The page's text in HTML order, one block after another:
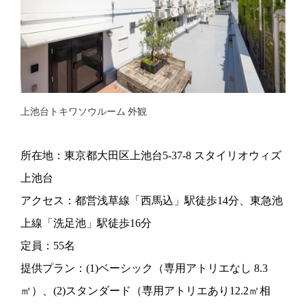
上池台トキワソウルーム 外観
所在地：東京都大田区上池台5-37-8 スタイリオウィズ
上池台
アクセス：都営浅草線「西馬込」駅徒歩14分、東急池
上線「洗足池」駅徒歩16分
定員：55名
提供プラン：(1)ベーシック（専用アトリエなし 8.3
㎡）、(2)スタンダード（専用アトリエあり12.2㎡相